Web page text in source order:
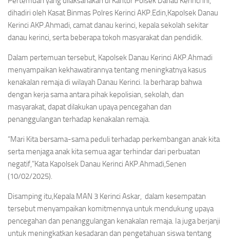
dihadiri oleh Kasat Binmas Polres Kerinci AKP.Edin,Kapolsek Danau
Kerinci AKP.Ahmadi, camat danau kerinci, kepala sekolah sekitar
danau kerinci, serta beberapa tokoh masyarakat dan pendidik.
Dalam pertemuan tersebut, Kapolsek Danau Kerinci AKP.Ahmadi
menyampaikan kekhawatirannya tentang meningkatnya kasus
kenakalan remaja di wilayah Danau Kerinci. Ia berharap bahwa
dengan kerja sama antara pihak kepolisian, sekolah, dan
masyarakat, dapat dilakukan upaya pencegahan dan
penanggulangan terhadap kenakalan remaja.
“Mari Kita bersama-sama peduli terhadap perkembangan anak kita
serta menjaga anak kita semua agar terhindar dari perbuatan
negatif,”Kata Kapolsek Danau Kerinci AKP.Ahmadi,Senen
(10/02/2025).
Disamping itu,Kepala MAN 3 Kerinci Askar, dalam kesempatan
tersebut menyampaikan komitmennya untuk mendukung upaya
pencegahan dan penanggulangan kenakalan remaja. Ia juga berjanji
untuk meningkatkan kesadaran dan pengetahuan siswa tentang